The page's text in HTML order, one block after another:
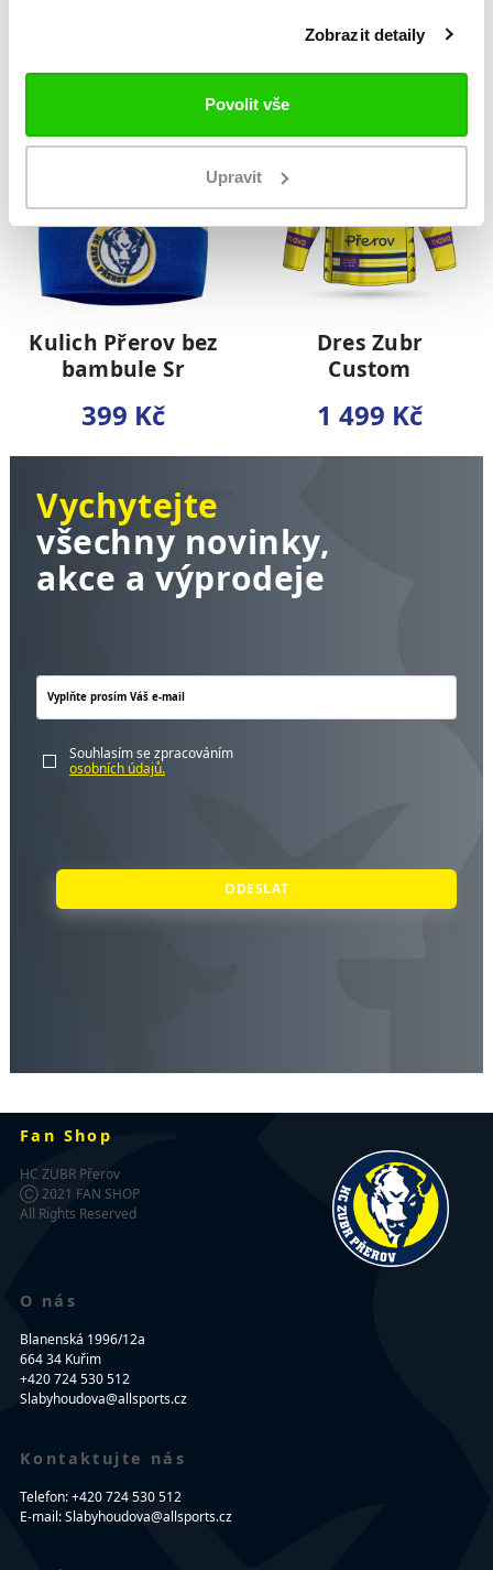
Zobrazit detaily
Povolit vše
Upravit
1 499 Kč
Kulich Přerov bez
bambule Sr
399 Kč
Dres Zubr
Custom
1 499 Kč
Vychytejte
všechny novinky,
akce a výprodeje
Souhlasím se zpracováním
osobních údajů.
ODESLAT
Fan Shop
HC ZUBR Přerov
Ⓒ 2021 FAN SHOP
All Rights Reserved
O nás
Blanenská 1996/12a
664 34 Kuřim
+420 724 530 512
Slabyhoudova@allsports.cz
Kontaktujte nás
Telefon: +420 724 530 512
E-mail: Slabyhoudova@allsports.cz